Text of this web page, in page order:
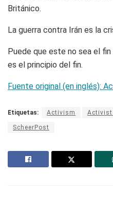
Británico.
La guerra contra Irán es la
Puede que este no sea el
es el principio del fin.
Fuente original (en inglés):
Etiquetas: Activism Activist
ScheerPost